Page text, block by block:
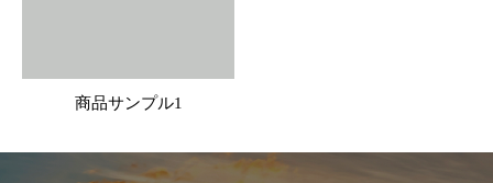
商品サンプル1